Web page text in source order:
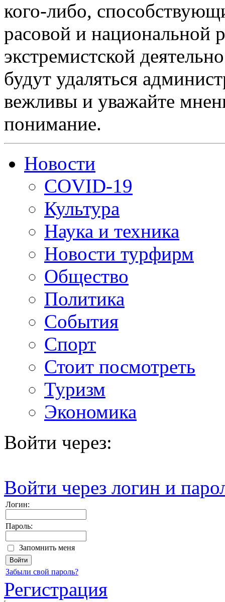
кого-либо,
расовой и национальной
экстремистской
будут удаляться
вежливы и уважайте
понимание.
Новости
COVID-19
Культура
Наука и техника
Новости турфирм
Общество
Политика
События
Спорт
Стоит посмотреть
Туризм
Экономика
Войти через:
Войти через логин и
Логин:
Пароль:
Запомнить меня
Забыли свой пароль?
Регистрация